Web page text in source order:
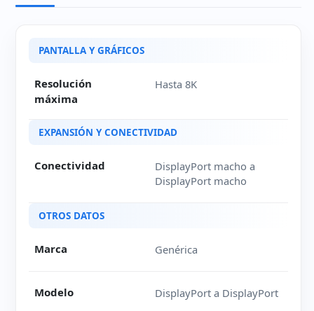
Ficha técnica de Cable DisplayPort a DisplayPort
PANTALLA Y GRÁFICOS
Resolución
máxima
Hasta 8K
EXPANSIÓN Y CONECTIVIDAD
Conectividad
DisplayPort macho a
DisplayPort macho
OTROS DATOS
Marca Genérica
Modelo DisplayPort a DisplayPort